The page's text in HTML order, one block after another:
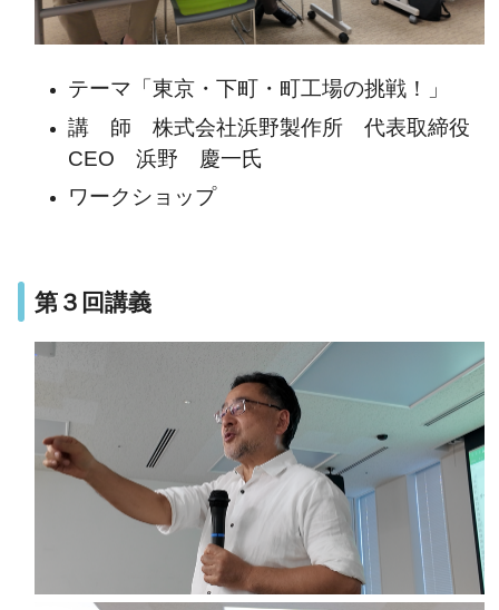
テーマ「東京・下町・町工場の挑戦！」
講 師 株式会社浜野製作所 代表取締役
CEO 浜野 慶一氏
ワークショップ
第３回講義